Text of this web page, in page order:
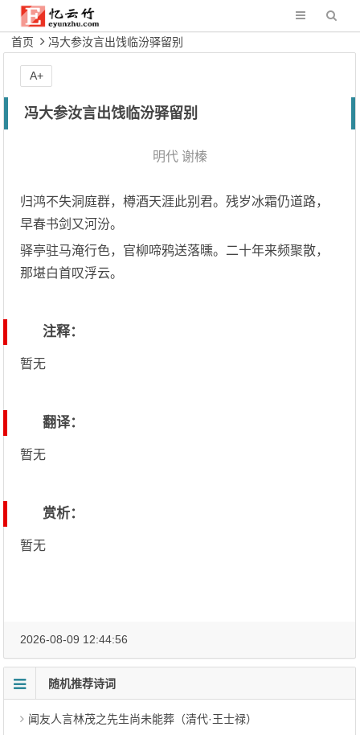
首页 冯大参汝言出饯临汾驿留别
冯大参汝言出饯临汾驿留别
明代 谢榛
归鸿不失洞庭群，樽酒天涯此别君。残岁冰霜仍道路，
早春书剑又河汾。
驿亭驻马淹行色，官柳啼鸦送落曛。二十年来频聚散，
那堪白首叹浮云。
注释：
暂无
翻译：
暂无
赏析：
暂无
A+
2026-08-09 12:44:56
随机推荐诗词
闻友人言林茂之先生尚未能葬（清代·王士禄）